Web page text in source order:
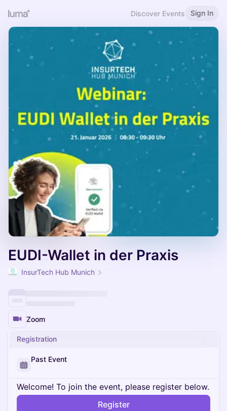
Discover Events Sign In
EUDI-Wallet in der Praxis
InsurTech Hub Munich
Zoom
Registration
Past Event
Welcome! To join the event, please register below.
Register